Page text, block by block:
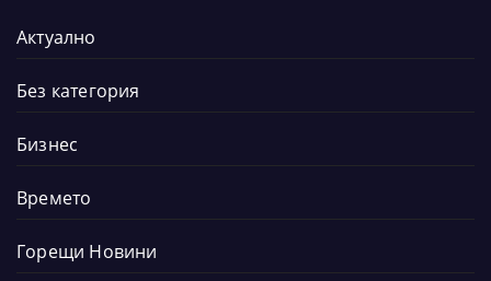
Актуално
Без категория
Бизнес
Времето
Горещи Новини